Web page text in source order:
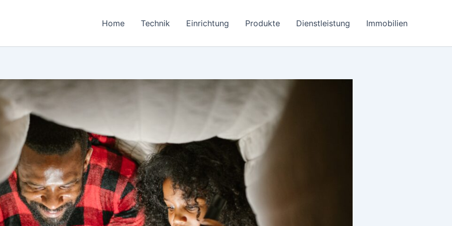
Home Technik Einrichtung Produkte Dienstleistung Immobilien